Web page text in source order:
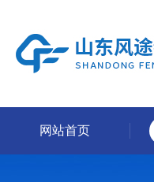
网站首页